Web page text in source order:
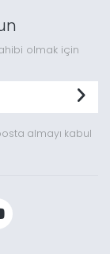
olmak için
almayı kabul